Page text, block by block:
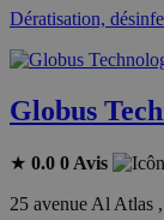
Dératisation,
Globus
★ 0.0 0 Avis
25 avenue Al Atlas